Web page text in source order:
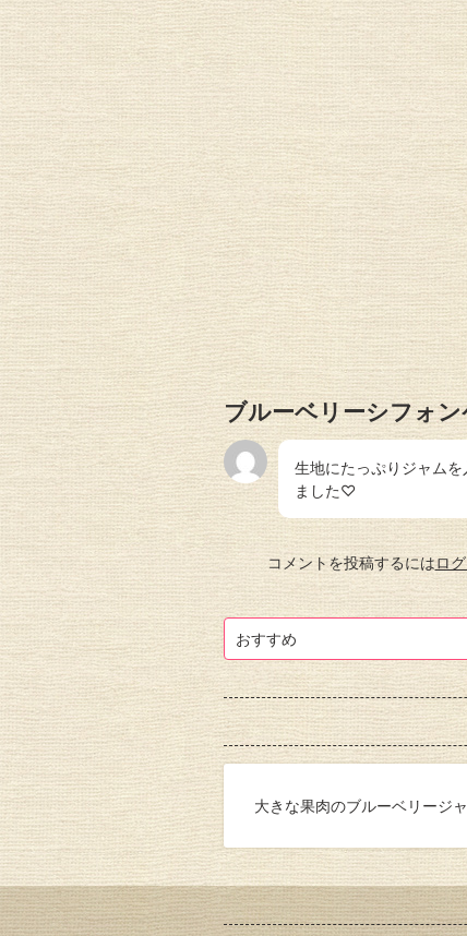
ブルーベリーシフォ
生地にたっぷりジャム
ました♡
コメントを投稿するにはロ
おすすめ
大きな果肉のブルーベリージ